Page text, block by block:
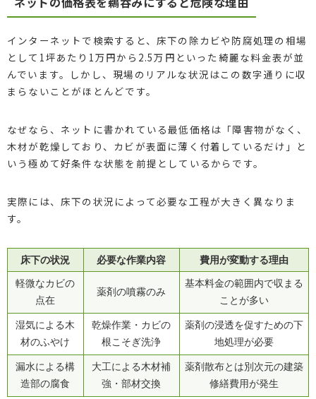
インターネットで検索すると、床下の除カビや防腐処理の相場
として1坪あたり1万円から2.5万円といった綺麗な料金表が並
んでいます。しかし、現場のリアルな状況はこの数字通りに収
まらないことがほとんどです。
なぜなら、ネットに書かれている最低価格は「障害物がなく、
木材が乾燥しており、カビが表面に薄く付着しているだけ」と
いう極めて好条件な状態を前提としているからです。
実際には、床下の状況によって必要な工程が大きく異なりま
す。
床下の状況 必要な作業内容 費用が変動する理由
軽微なカビの
点在
薬剤の噴霧のみ
基本料金の範囲内で収まる
ことが多い
湿気による木
材のふやけ
乾燥作業・カビの
根こそぎ洗浄
薬剤の浸透を促すための下
地処理が必要
漏水による構
造部の腐食
大工による木材補
強・部材交換
薬剤散布とは別次元の建築
修繕費用が発生